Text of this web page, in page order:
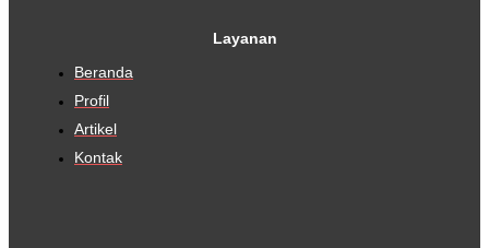
Layanan
Beranda
Profil
Artikel
Kontak